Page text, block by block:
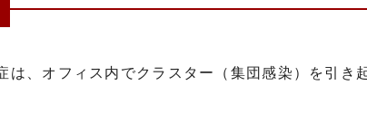
、オフィス内でクラスター（集団感染）を引き